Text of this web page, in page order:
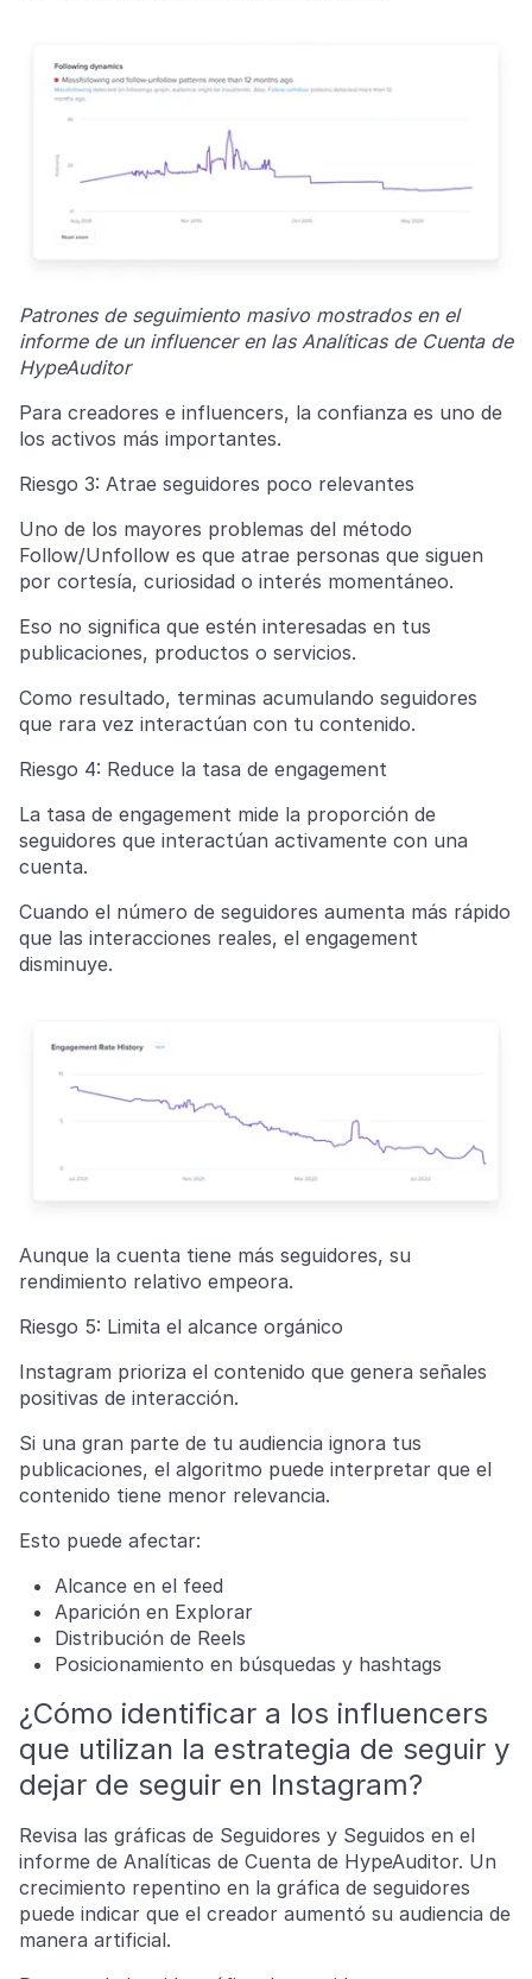
Patrones de seguimiento masivo mostrados en el
informe de un influencer en las Analíticas de Cuenta de
HypeAuditor
Para creadores e influencers, la confianza es uno de
los activos más importantes.
Riesgo 3: Atrae seguidores poco relevantes
Uno de los mayores problemas del método
Follow/Unfollow es que atrae personas que siguen
por cortesía, curiosidad o interés momentáneo.
Eso no significa que estén interesadas en tus
publicaciones, productos o servicios.
Como resultado, terminas acumulando seguidores
que rara vez interactúan con tu contenido.
Riesgo 4: Reduce la tasa de engagement
La tasa de engagement mide la proporción de
seguidores que interactúan activamente con una
cuenta.
Cuando el número de seguidores aumenta más rápido
que las interacciones reales, el engagement
disminuye.
Aunque la cuenta tiene más seguidores, su
rendimiento relativo empeora.
Riesgo 5: Limita el alcance orgánico
Instagram prioriza el contenido que genera señales
positivas de interacción.
Si una gran parte de tu audiencia ignora tus
publicaciones, el algoritmo puede interpretar que el
contenido tiene menor relevancia.
Esto puede afectar:
Alcance en el feed
Aparición en Explorar
Distribución de Reels
Posicionamiento en búsquedas y hashtags
¿Cómo identificar a los influencers
que utilizan la estrategia de seguir y
dejar de seguir en Instagram?
Revisa las gráficas de Seguidores y Seguidos en el
informe de Analíticas de Cuenta de HypeAuditor. Un
crecimiento repentino en la gráfica de seguidores
puede indicar que el creador aumentó su audiencia de
manera artificial.